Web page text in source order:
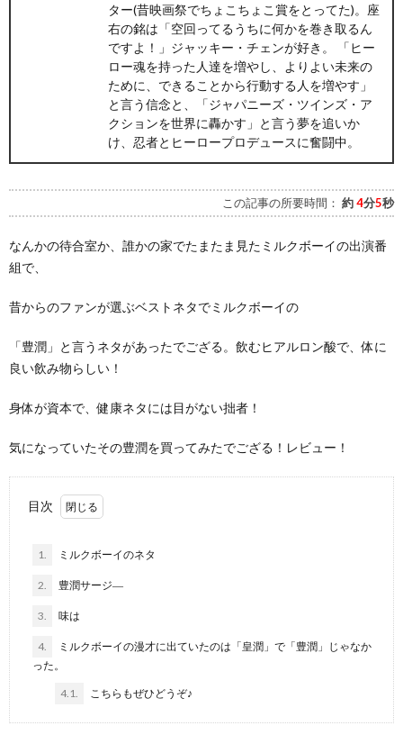
報
ター(昔映画祭でちょこちょこ賞をとってた)。座
右の銘は「空回ってるうちに何かを巻き取るん
ですよ！」ジャッキー・チェンが好き。 「ヒー
ロー魂を持った人達を増やし、よりよい未来の
ために、できることから行動する人を増やす」
と言う信念と、「ジャパニーズ・ツインズ・ア
クションを世界に轟かす」と言う夢を追いか
け、忍者とヒーロープロデュースに奮闘中。
この記事の所要時間： 約4分5秒
なんかの待合室か、誰かの家でたまたま見たミルクボーイの出演番
組で、
昔からのファンが選ぶベストネタでミルクボーイの
「豊潤」と言うネタがあったでござる。飲むヒアルロン酸で、体に
良い飲み物らしい！
身体が資本で、健康ネタには目がない拙者！
気になっていたその豊潤を買ってみたでござる！レビュー！
目次
1. ミルクボーイのネタ
2. 豊潤サージ―
3. 味は
4.
ミルクボーイの漫才に出ていたのは「皇潤」で「豊潤」じゃなか
った。
4.1. こちらもぜひどうぞ♪